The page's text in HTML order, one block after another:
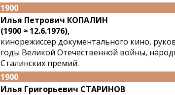
1900
Илья Петрович КОПАЛИН
(1900 ≈ 12.6.1976),
кинорежиссер документального кино,
годы Великой Отечественной войны,
Сталинских премий.
1900
Илья Григорьевич СТАРИНОВ